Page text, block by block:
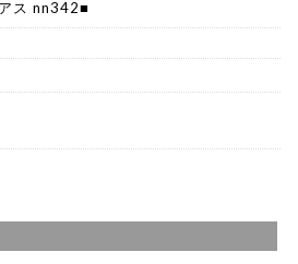
ス nn342■